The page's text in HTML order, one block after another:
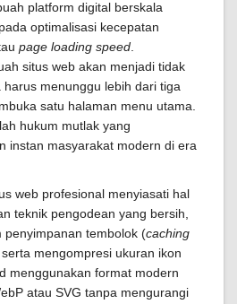
platform digital berskala
optimalisasi kecepatan
page loading speed
situs web akan menjadi tidak
menunggu lebih dari tiga
satu halaman menu utama.
hukum mutlak yang
instan masyarakat modern di era
web profesional menyiasati hal
teknik pengodean yang bersih,
penyimpanan tembolok (caching
mengompresi ukuran ikon
menggunakan format modern
atau SVG tanpa mengurangi